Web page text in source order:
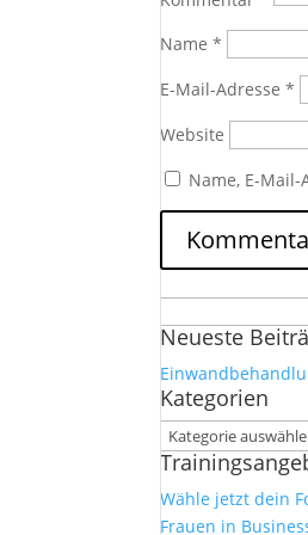
Name*
E-Mail-Adresse*
Website
Name, E-
nach:
Neueste
Kategorien
Kategorien
Wähle jetzt dein
Frauen in